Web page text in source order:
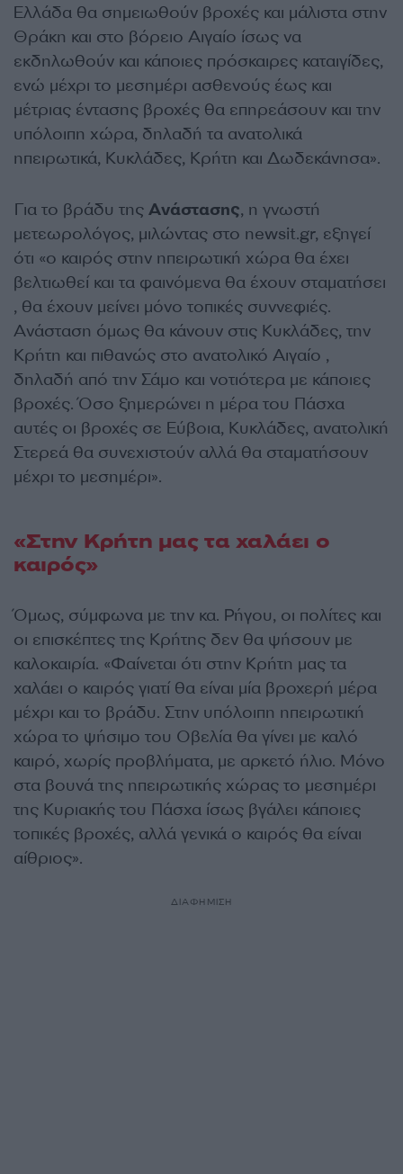
Ελλάδα θα σημειωθούν βροχές και μάλιστα στην
Θράκη και στο βόρειο Αιγαίο ίσως να
εκδηλωθούν και κάποιες πρόσκαιρες καταιγίδες,
ενώ μέχρι το μεσημέρι ασθενούς έως και
μέτριας έντασης βροχές θα επηρεάσουν και την
υπόλοιπη χώρα, δηλαδή τα ανατολικά
ηπειρωτικά, Κυκλάδες, Κρήτη και Δωδεκάνησα».
Για το βράδυ της Ανάστασης, η γνωστή
μετεωρολόγος, μιλώντας στο newsit.gr, εξηγεί
ότι «ο καιρός στην ηπειρωτική χώρα θα έχει
βελτιωθεί και τα φαινόμενα θα έχουν σταματήσει
, θα έχουν μείνει μόνο τοπικές συννεφιές.
Ανάσταση όμως θα κάνουν στις Κυκλάδες, την
Κρήτη και πιθανώς στο ανατολικό Αιγαίο ,
δηλαδή από την Σάμο και νοτιότερα με κάποιες
βροχές. Όσο ξημερώνει η μέρα του Πάσχα
αυτές οι βροχές σε Εύβοια, Κυκλάδες, ανατολική
Στερεά θα συνεχιστούν αλλά θα σταματήσουν
μέχρι το μεσημέρι».
«Στην Κρήτη μας τα χαλάει ο
καιρός»
Όμως, σύμφωνα με την κα. Ρήγου, οι πολίτες και
οι επισκέπτες της Κρήτης δεν θα ψήσουν με
καλοκαιρία. «Φαίνεται ότι στην Κρήτη μας τα
χαλάει ο καιρός γιατί θα είναι μία βροχερή μέρα
μέχρι και το βράδυ. Στην υπόλοιπη ηπειρωτική
χώρα το ψήσιμο του Οβελία θα γίνει με καλό
καιρό, χωρίς προβλήματα, με αρκετό ήλιο. Μόνο
στα βουνά της ηπειρωτικής χώρας το μεσημέρι
της Κυριακής του Πάσχα ίσως βγάλει κάποιες
τοπικές βροχές, αλλά γενικά ο καιρός θα είναι
αίθριος».
ΔΙΑΦΗΜΙΣΗ